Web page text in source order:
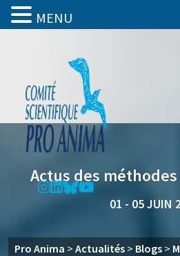
Actus des
01 - 05 JUIN
Pro Anima > Actualités > Blogs >
MENU